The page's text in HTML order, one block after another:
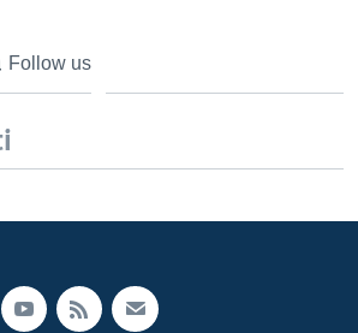
Follow us